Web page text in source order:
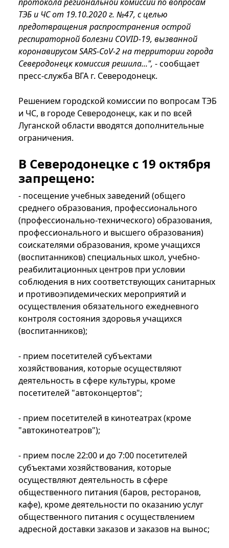
ТЭБ и ЧС от 19.10.2020 г. №47, с целью
предотвращения распространения острой
респираторной болезни COVID-19, вызванной
коронавирусом SARS-CoV-2 на территории города
Северодонецк комиссия решила...", - сообщает
пресс-служба ВГА г. Северодонецк.
Решением городской комиссии по вопросам ТЭБ
и ЧС, в городе Северодонецк, как и по всей
Луганской области вводятся дополнительные
ограничения.
В Северодонецке с 19 октября
запрещено:
- посещение учебных заведений (общего
среднего образования, профессионального
(профессионально-технического) образования,
профессионального и высшего образования)
соискателями образования, кроме учащихся
(воспитанников) специальных школ, учебно-
реабилитационных центров при условии
соблюдения в них соответствующих санитарных
и противоэпидемических мероприятий и
осуществления обязательного ежедневного
контроля состояния здоровья учащихся
(воспитанников);
- прием посетителей субъектами
хозяйствования, которые осуществляют
деятельность в сфере культуры, кроме
посетителей "автоконцертов";
- прием посетителей в кинотеатрах (кроме
"автокинотеатров");
- прием после 22:00 и до 7:00 посетителей
субъектами хозяйствования, которые
осуществляют деятельность в сфере
общественного питания (баров, ресторанов,
кафе), кроме деятельности по оказанию услуг
общественного питания с осуществлением
адресной доставки заказов и заказов на вынос;